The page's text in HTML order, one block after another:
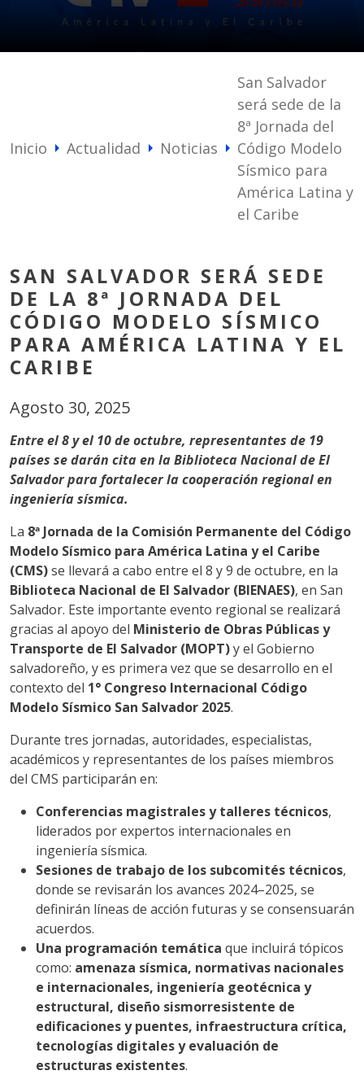
Inicio arrow_right Actualidad arrow_right Noticias arrow_right
San Salvador
será sede de la
8ª Jornada del
Código Modelo
Sísmico para
América Latina y
el Caribe
SAN SALVADOR SERÁ SEDE
DE LA 8ª JORNADA DEL
CÓDIGO MODELO SÍSMICO
PARA AMÉRICA LATINA Y EL
CARIBE
Agosto 30, 2025
Entre el 8 y el 10 de octubre, representantes de 19
países se darán cita en la Biblioteca Nacional de El
Salvador para fortalecer la cooperación regional en
ingeniería sísmica.
La 8ª Jornada de la Comisión Permanente del Código
Modelo Sísmico para América Latina y el Caribe
(CMS)se llevará a cabo entre el 8 y 9 de octubre, en la
Biblioteca Nacional de El Salvador (BIENAES), en San
Salvador. Este importante evento regional se realizará
gracias al apoyo del Ministerio de Obras Públicas y
Transporte de El Salvador (MOPT)y el Gobierno
salvadoreño, y es primera vez que se desarrollo en el
contexto del 1° Congreso Internacional Código
Modelo Sísmico San Salvador 2025.
Durante tres jornadas, autoridades, especialistas,
académicos y representantes de los países miembros
del CMS participarán en:
Conferencias magistrales y talleres técnicos,
liderados por expertos internacionales en
ingeniería sísmica.
Sesiones de trabajo de los subcomités técnicos,
donde se revisarán los avances 2024–2025, se
definirán líneas de acción futuras y se consensuarán
acuerdos.
Una programación temática que incluirá tópicos
como: amenaza sísmica, normativas nacionales
e internacionales, ingeniería geotécnica y
estructural, diseño sismorresistente de
edificaciones y puentes, infraestructura crítica,
tecnologías digitales y evaluación de
estructuras existentes.